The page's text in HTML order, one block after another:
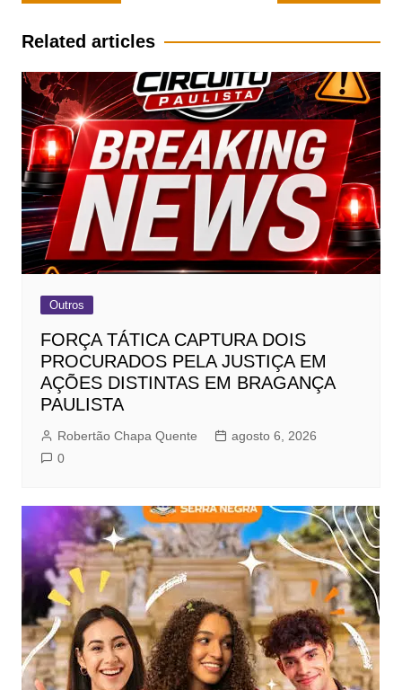
Post
Related articles
Outros
FORÇA TÁTICA CAPTURA DOIS
PROCURADOS PELA JUSTIÇA EM
AÇÕES DISTINTAS EM BRAGANÇA
PAULISTA
Robertão Chapa Quente
agosto 6, 2026
0